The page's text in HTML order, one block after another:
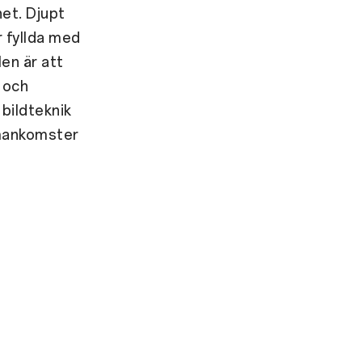
Djupt
med
är att
bildteknik